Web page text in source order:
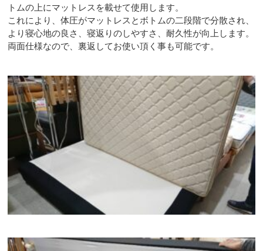
トムの上にマットレスを載せて使用します。
これにより、体圧がマットレスとボトムの二段階で分散され、
より寝心地の良さ、寝返りのしやすさ、耐久性が向上します。
両面仕様なので、裏返してお使い頂く事も可能です。